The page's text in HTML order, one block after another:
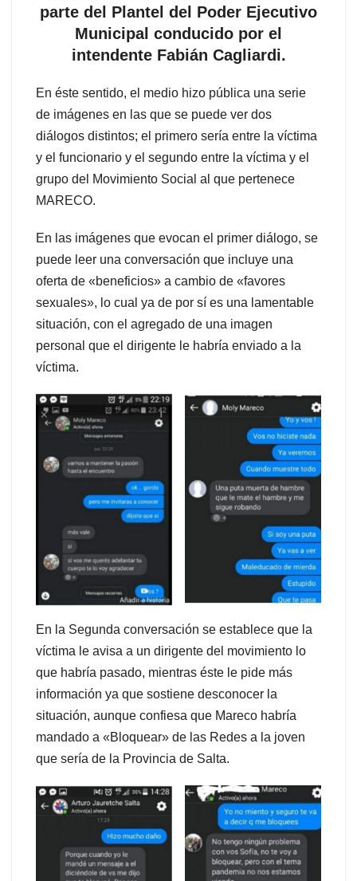
parte del Plantel del Poder Ejecutivo
Municipal conducido por el
intendente Fabián Cagliardi.
En éste sentido, el medio hizo pública una serie
de imágenes en las que se puede ver dos
diálogos distintos; el primero sería entre la víctima
y el funcionario y el segundo entre la víctima y el
grupo del Movimiento Social al que pertenece
MARECO.
En las imágenes que evocan el primer diálogo, se
puede leer una conversación que incluye una
oferta de «beneficios» a cambio de «favores
sexuales», lo cual ya de por sí es una lamentable
situación, con el agregado de una imagen
personal que el dirigente le habría enviado a la
víctima.
En la Segunda conversación se establece que la
víctima le avisa a un dirigente del movimiento lo
que habría pasado, mientras éste le pide más
información ya que sostiene desconocer la
situación, aunque confiesa que Mareco habría
mandado a «Bloquear» de las Redes a la joven
que sería de la Provincia de Salta.